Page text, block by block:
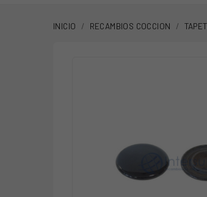
INICIO RECAMBIOS COCCION